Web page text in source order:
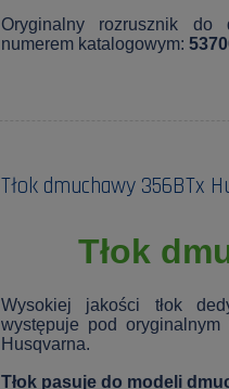
Oryginalny rozrusznik do
numerem katalogowym:
Tłok dmuchawy 356BTx
Tłok
Wysokiej jakości tłok
występuje pod oryginalnym
Husqvarna.
Tłok pasuje do modeli